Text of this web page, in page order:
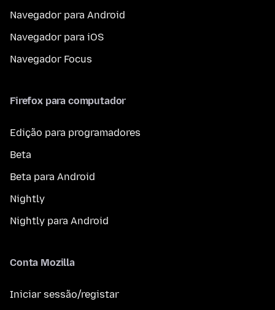
Navegador para Android
Navegador para iOS
Navegador Focus
Firefox para computador
Edição para programadores
Beta
Beta para Android
Nightly
Nightly para Android
Conta Mozilla
Iniciar sessão/registar